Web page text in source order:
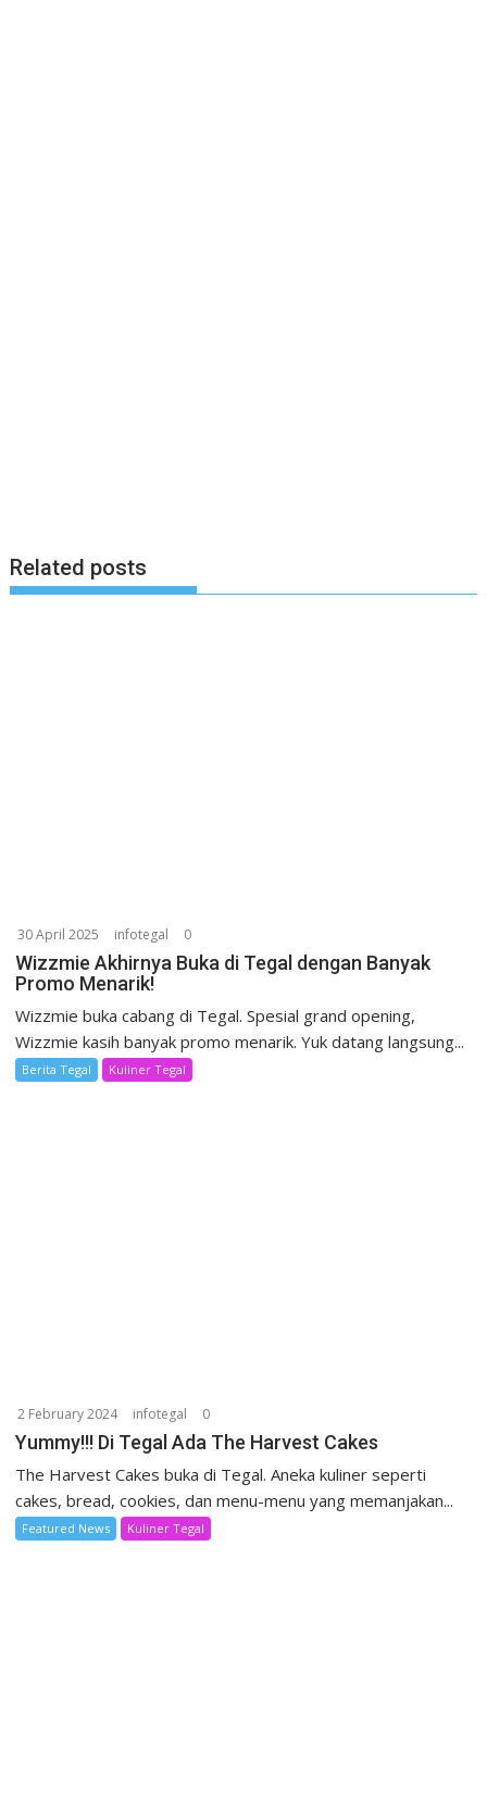
Related posts
30 April 2025 infotegal 0
Wizzmie Akhirnya Buka di Tegal dengan Banyak
Promo Menarik!
Wizzmie buka cabang di Tegal. Spesial grand opening,
Wizzmie kasih banyak promo menarik. Yuk datang langsung...
Berita Tegal Kuliner Tegal
2 February 2024 infotegal 0
Yummy!!! Di Tegal Ada The Harvest Cakes
The Harvest Cakes buka di Tegal. Aneka kuliner seperti
cakes, bread, cookies, dan menu-menu yang memanjakan...
Featured News Kuliner Tegal